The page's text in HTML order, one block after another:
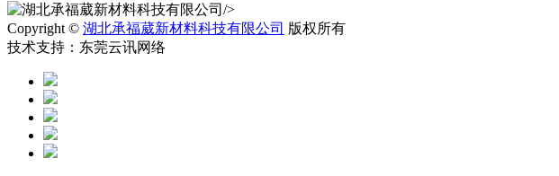
/>
Copyright © 湖北承福葳新材料科技有限公司 版权所有
技术支持：东莞云讯网络